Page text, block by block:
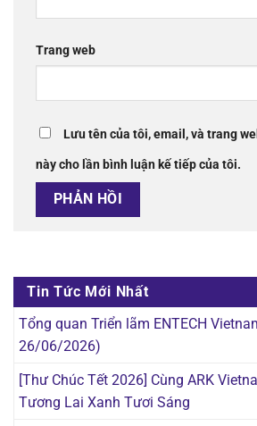
Trang web
Lưu tên của tôi, email, và trang
này cho lần bình luận kế tiếp của tôi.
Tin Tức Mới Nhất
Tổng quan Triển lãm ENTECH
26/06/2026)
[Thư Chúc Tết 2026] Cùng ARK
Tương Lai Xanh Tươi Sáng